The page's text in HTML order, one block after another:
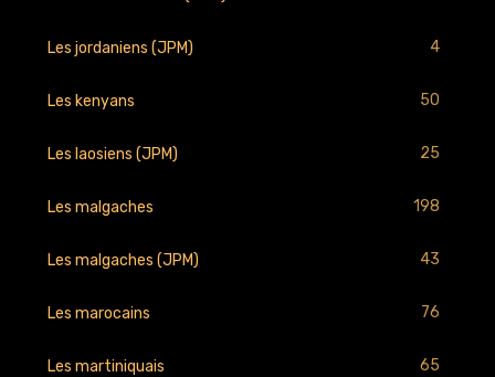
Les jordaniens (JPM) 4
Les kenyans 50
Les laosiens (JPM) 25
Les malgaches 198
Les malgaches (JPM) 43
Les marocains 76
Les martiniquais 65